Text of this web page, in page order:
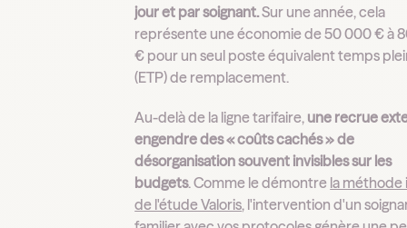
jour et par soignant.Sur une année, cela
représente une économie de 50 000 € à
€ pour un seul poste équivalent temps
(ETP) de remplacement.
Au-delà de la ligne tarifaire, une recrue
engendre des « coûts cachés » de
désorganisation souvent invisibles sur les
budgets. Comme le démontre la méthode
de l'étude Valoris, l'intervention d'un